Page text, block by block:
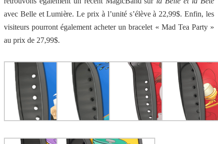
avec Belle et Lumière. Le prix à l’unité s’élève à 22,99$. Enfin, les
visiteurs pourront également acheter un bracelet « Mad Tea Party »
au prix de 27,99$.